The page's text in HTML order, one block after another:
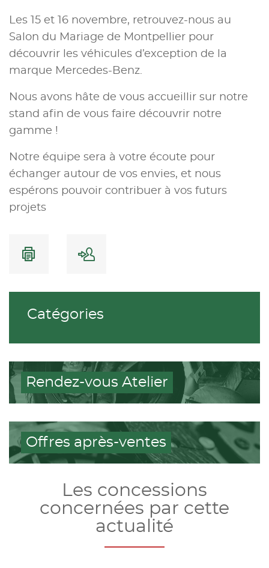
Les 15 et 16 novembre, retrouvez-nous au
Salon du Mariage de Montpellier pour
découvrir les véhicules d’exception de la
marque Mercedes-Benz.
Nous avons hâte de vous accueillir sur notre
stand afin de vous faire découvrir notre
gamme !
Notre équipe sera à votre écoute pour
échanger autour de vos envies, et nous
espérons pouvoir contribuer à vos futurs
projets
Catégories
Rendez-vous Atelier
Offres après-ventes
Les concessions
concernées par cette
actualité